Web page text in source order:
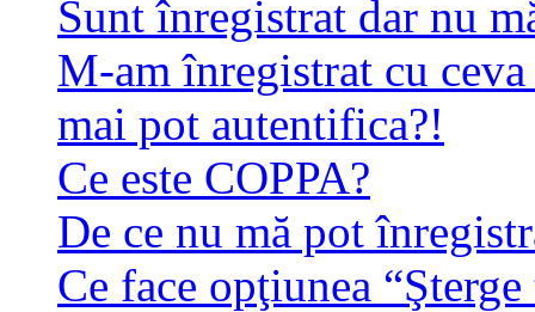
Sunt înregistrat dar nu
M-am înregistrat cu
mai pot autentifica?!
Ce este COPPA?
De ce nu mă pot
Ce face opţiunea